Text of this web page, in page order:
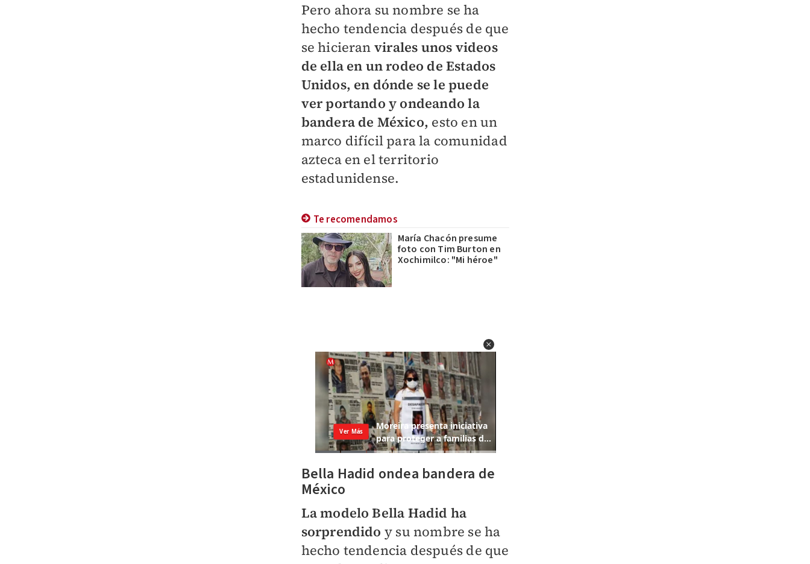
Pero ahora su nombre se ha
hecho tendencia después de que
se hicieran virales unos videos
de ella en un rodeo de Estados
Unidos, en dónde se le puede
ver portando y ondeando la
bandera de México, esto en un
marco difícil para la comunidad
azteca en el territorio
estadunidense.
Te recomendamos
María Chacón presume
foto con Tim Burton en
Xochimilco: "Mi héroe"
Bella Hadid ondea bandera de
México
La modelo Bella Hadid ha
sorprendido y su nombre se ha
hecho tendencia después de que